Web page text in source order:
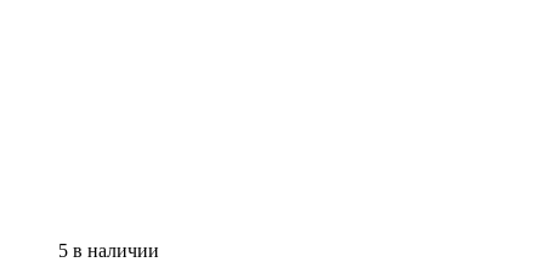
5 в наличии